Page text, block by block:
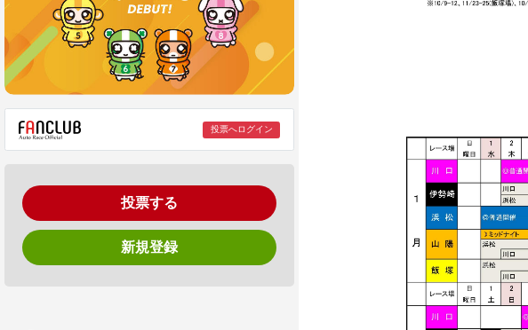
投票へログイン
投票する
新規登録